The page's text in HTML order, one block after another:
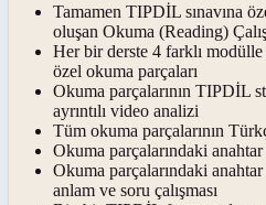
Tamamen TIPDİL sınavına
oluşan Okuma (Reading)
Her bir derste 4 farklı
özel okuma parçaları
Okuma parçalarının TIPDİL
ayrıntılı video analizi
Tüm okuma parçalarının
Okuma parçalarındaki
Okuma parçalarındaki
anlam ve soru çalışması